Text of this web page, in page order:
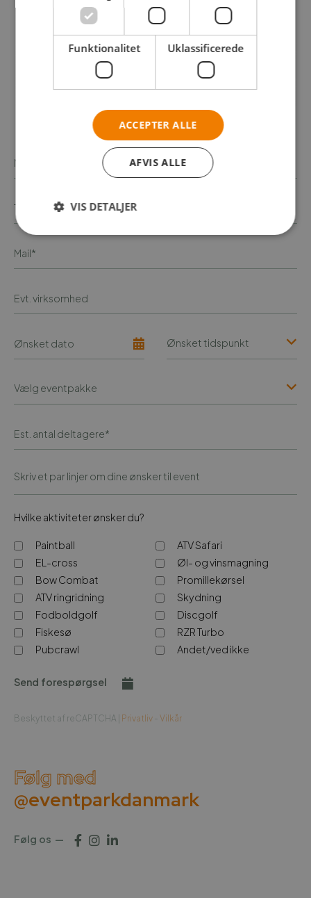
Hvilke aktiviteter ønsker du?
Paintball
ATV Safari
EL-cross
Øl- og vinsmagning
Bow Combat
Promillekørsel
ATV ringridning
Skydning
Fodboldgolf
Discgolf
Fiskesø
RZR Turbo
Pubcrawl
Andet/ved ikke
Send forespørgsel
Beskyttet af reCAPTCHA | Privatliv - Vilkår
Følg med
@eventparkdanmark
Følg os
Funktionalitet Uklassificerede
ACCEPTER ALLE
AFVIS ALLE
VIS DETALJER